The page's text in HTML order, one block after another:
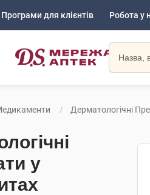
Програми для клієнтів Робота у
Дерматологічні
у